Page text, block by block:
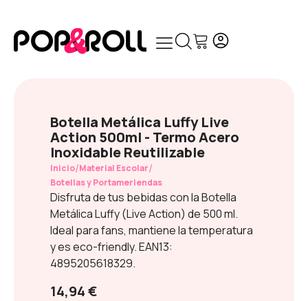
Botella Metálica Luffy Live
Action 500ml - Termo Acero
Inoxidable Reutilizable
Inicio/Material Escolar/
Botellas y Portameriendas
Disfruta de tus bebidas con la Botella
Metálica Luffy (Live Action) de 500 ml.
Ideal para fans, mantiene la temperatura
y es eco-friendly. EAN13:
4895205618329.
14,94 €